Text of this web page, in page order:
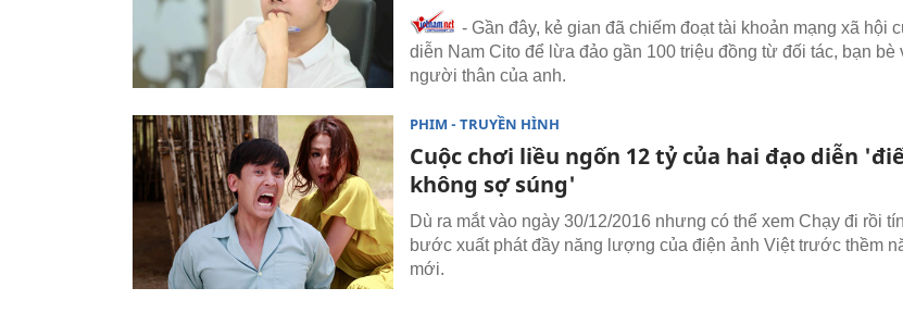
- Gần đây, kẻ gian đã chiếm đoạt tài khoản mạng xã hội
diễn Nam Cito để lừa đảo gần 100 triệu đồng từ đối tác, bạn bè
người thân của anh.
PHIM - TRUYỀN HÌNH
Cuộc chơi liều ngốn 12 tỷ của hai đạo diễn
không sợ súng'
Dù ra mắt vào ngày 30/12/2016 nhưng có thể xem Chạy đi rồi
bước xuất phát đầy năng lượng của điện ảnh Việt trước thềm
mới.